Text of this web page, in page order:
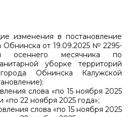
изменения в постановление
Обнинска от 19.09.2025 № 2295-
месячника по
уборке территорий
Обнинска Калужской
слова «по 15 ноября 2025
«по 22 ноября 2025 года»;
слова «по 15 ноября 2025